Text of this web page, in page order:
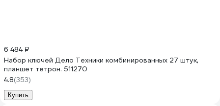
6 484 ₽
Набор ключей Дело Техники комбинированных 27 штук,
планшет тетрон. 511270
4.8(353)
Купить